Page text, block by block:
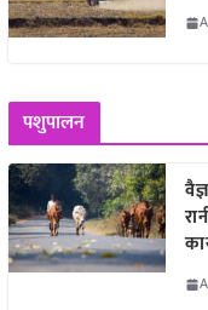
पशुपालन